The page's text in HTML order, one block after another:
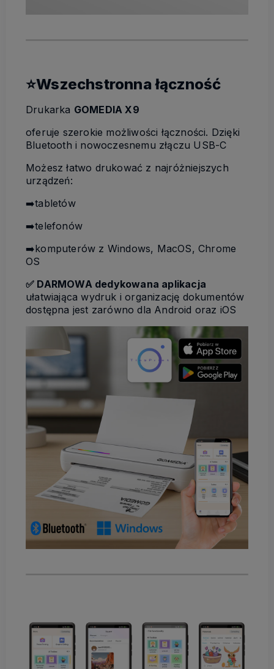
⭐Wszechstronna łączność
Drukarka GOMEDIA X9
oferuje szerokie możliwości łączności. Dzięki
Bluetooth i nowoczesnemu złączu USB-C
Możesz łatwo drukować z najróżniejszych
urządzeń:
➡️tabletów
➡️telefonów
➡️komputerów z Windows, MacOS, Chrome
OS
✅ DARMOWA dedykowana aplikacja
ułatwiająca wydruk i organizację dokumentów
dostępna jest zarówno dla Android oraz iOS